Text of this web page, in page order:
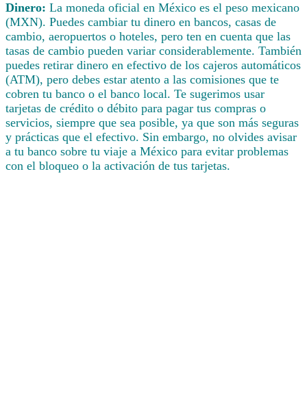
Dinero: La moneda oficial en México es el peso mexicano
(MXN). Puedes cambiar tu dinero en bancos, casas de
cambio, aeropuertos o hoteles, pero ten en cuenta que las
tasas de cambio pueden variar considerablemente. También
puedes retirar dinero en efectivo de los cajeros automáticos
(ATM), pero debes estar atento a las comisiones que te
cobren tu banco o el banco local. Te sugerimos usar
tarjetas de crédito o débito para pagar tus compras o
servicios, siempre que sea posible, ya que son más seguras
y prácticas que el efectivo. Sin embargo, no olvides avisar
a tu banco sobre tu viaje a México para evitar problemas
con el bloqueo o la activación de tus tarjetas.